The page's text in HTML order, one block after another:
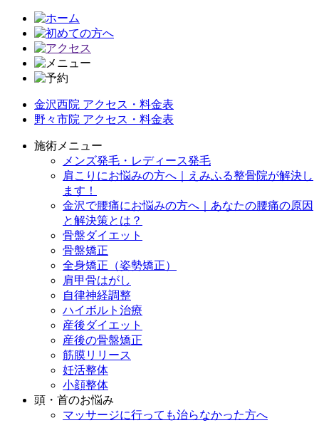
金沢西院 アクセス・料金表
野々市院 アクセス・料金表
施術メニュー
メンズ発毛・レディース発毛
肩こりにお悩みの方へ｜えみふる整骨院が解決し
ます！
金沢で腰痛にお悩みの方へ｜あなたの腰痛の原因
と解決策とは？
骨盤ダイエット
骨盤矯正
全身矯正（姿勢矯正）
肩甲骨はがし
自律神経調整
ハイボルト治療
産後ダイエット
産後の骨盤矯正
筋膜リリース
妊活整体
小顔整体
頭・首のお悩み
マッサージに行っても治らなかった方へ